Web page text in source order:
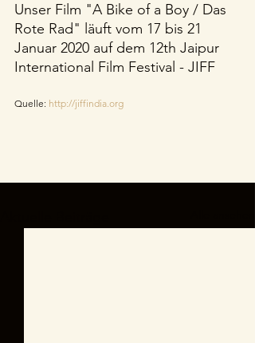
Unser Film "A Bike of a Boy / Das
Rote Rad" läuft vom 17 bis 21
Januar 2020 auf dem 12th Jaipur
International Film Festival - JIFF
Quelle: http://jiffindia.org